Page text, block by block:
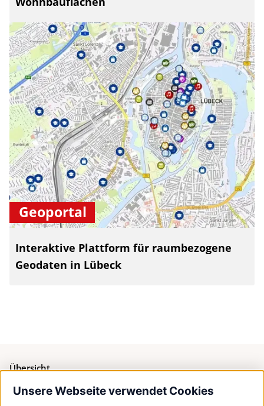
Unsere Webseite verwendet Cookies
Geoportal
Interaktive Plattform für raumbezogene
Geodaten in Lübeck
Übersicht
Bürgerservice